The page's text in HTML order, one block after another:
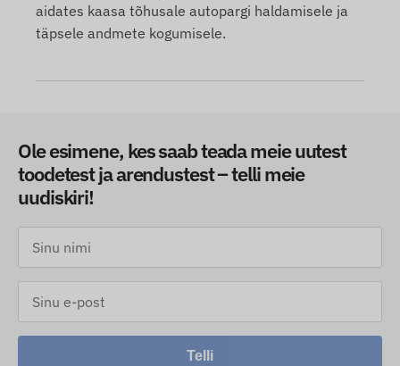
aidates kaasa tõhusale autopargi haldamisele ja
täpsele andmete kogumisele.
Ole esimene, kes saab teada meie uutest
toodetest ja arendustest – telli meie
uudiskiri!
Telli